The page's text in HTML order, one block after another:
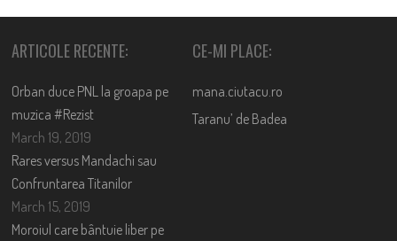
ARTICOLE RECENTE:
Orban duce PNL la groapa pe
muzica #Rezist
March 19, 2019
Rares versus Mandachi sau
Confruntarea Titanilor
March 15, 2019
Moroiul care bântuie liber pe
CE-MI PLACE:
mana.ciutacu.ro
Taranu’ de Badea